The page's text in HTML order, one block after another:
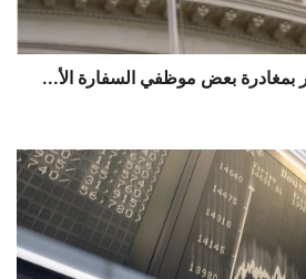
بمغادرة بعض موظفي السفارة الأ...